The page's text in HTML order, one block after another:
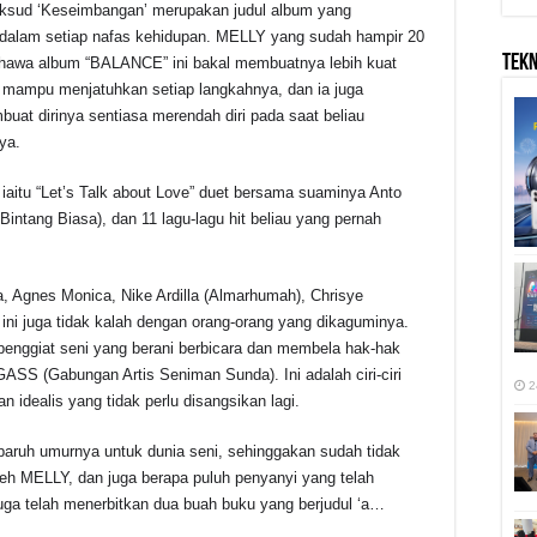
‘Keseimbangan’ merupakan judul album yang
setiap nafas kehidupan. MELLY yang sudah hampir 20
album “BALANCE” ini bakal membuatnya lebih kuat
menjatuhkan setiap langkahnya, dan ia juga
dirinya sentiasa merendah diri pada saat beliau
“Let’s Talk about Love” duet bersama suaminya Anto
Biasa), dan 11 lagu-lagu hit beliau yang pernah
Monica, Nike Ardilla (Almarhumah), Chrisye
juga tidak kalah dengan orang-orang yang dikaguminya.
seni yang berani berbicara dan membela hak-hak
(Gabungan Artis Seniman Sunda). Ini adalah ciri-ciri
idealis yang tidak perlu disangsikan lagi.
umurnya untuk dunia seni, sehinggakan sudah tidak
MELLY, dan juga berapa puluh penyanyi yang telah
telah menerbitkan dua buah buku yang berjudul ‘a…